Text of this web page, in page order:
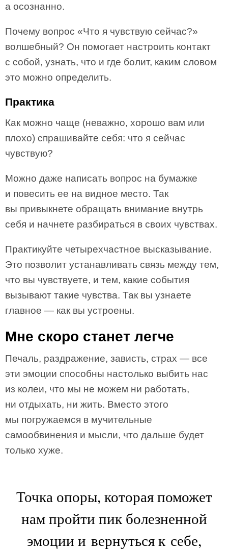
а осознанно.
Почему вопрос «Что я чувствую сейчас?»
волшебный? Он помогает настроить контакт
с собой, узнать, что и где болит, каким словом
это можно определить.
Практика
Как можно чаще (неважно, хорошо вам или
плохо) спрашивайте себя: что я сейчас
чувствую?
Можно даже написать вопрос на бумажке
и повесить ее на видное место. Так
вы привыкнете обращать внимание внутрь
себя и начнете разбираться в своих чувствах.
Практикуйте четырехчастное высказывание.
Это позволит устанавливать связь между тем,
что вы чувствуете, и тем, какие события
вызывают такие чувства. Так вы узнаете
главное — как вы устроены.
Мне скоро станет легче
Печаль, раздражение, зависть, страх — все
эти эмоции способны настолько выбить нас
из колеи, что мы не можем ни работать,
ни отдыхать, ни жить. Вместо этого
мы погружаемся в мучительные
самообвинения и мысли, что дальше будет
только хуже.
Точка опоры, которая поможет
нам пройти пик болезненной
эмоции и вернуться к себе,